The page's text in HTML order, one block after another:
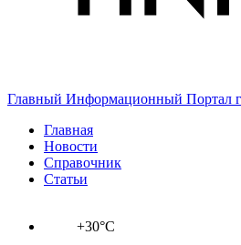
Главный Информационный Портал
Главная
Новости
Справочник
Статьи
+30°C